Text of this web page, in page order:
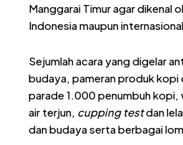
Manggarai Timur agar dikenal
Indonesia maupun internasional.
Sejumlah acara yang digelar
budaya, pameran produk kopi
parade 1.000 penumbuh kopi,
air terjun, cupping testdan
dan budaya serta berbagai